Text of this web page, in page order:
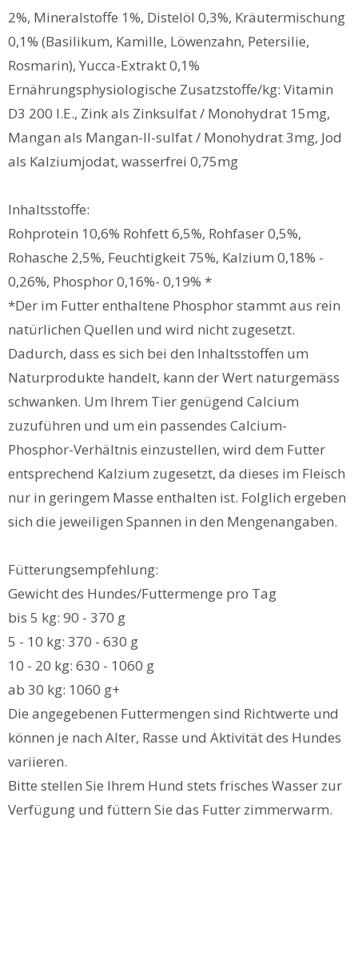
2%, Mineralstoffe 1%, Distelöl 0,3%, Kräutermischung
0,1% (Basilikum, Kamille, Löwenzahn, Petersilie,
Rosmarin), Yucca-Extrakt 0,1%
Ernährungsphysiologische Zusatzstoffe/kg: Vitamin
D3 200 I.E., Zink als Zinksulfat / Monohydrat 15mg,
Mangan als Mangan-II-sulfat / Monohydrat 3mg, Jod
als Kalziumjodat, wasserfrei 0,75mg
Inhaltsstoffe:
Rohprotein 10,6% Rohfett 6,5%, Rohfaser 0,5%,
Rohasche 2,5%, Feuchtigkeit 75%, Kalzium 0,18% -
0,26%, Phosphor 0,16%- 0,19% *
*Der im Futter enthaltene Phosphor stammt aus rein
natürlichen Quellen und wird nicht zugesetzt.
Dadurch, dass es sich bei den Inhaltsstoffen um
Naturprodukte handelt, kann der Wert naturgemäss
schwanken. Um Ihrem Tier genügend Calcium
zuzuführen und um ein passendes Calcium-
Phosphor-Verhältnis einzustellen, wird dem Futter
entsprechend Kalzium zugesetzt, da dieses im Fleisch
nur in geringem Masse enthalten ist. Folglich ergeben
sich die jeweiligen Spannen in den Mengenangaben.
Fütterungsempfehlung:
Gewicht des Hundes/Futtermenge pro Tag
bis 5 kg: 90 - 370 g
5 - 10 kg: 370 - 630 g
10 - 20 kg: 630 - 1060 g
ab 30 kg: 1060 g+
Die angegebenen Futtermengen sind Richtwerte und
können je nach Alter, Rasse und Aktivität des Hundes
variieren.
Bitte stellen Sie Ihrem Hund stets frisches Wasser zur
Verfügung und füttern Sie das Futter zimmerwarm.